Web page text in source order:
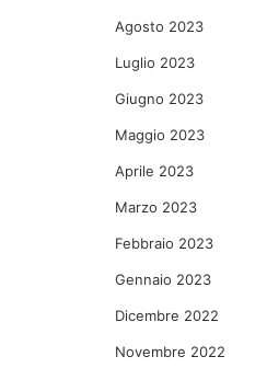
Agosto 2023
Luglio 2023
Giugno 2023
Maggio 2023
Aprile 2023
Marzo 2023
Febbraio 2023
Gennaio 2023
Dicembre 2022
Novembre 2022